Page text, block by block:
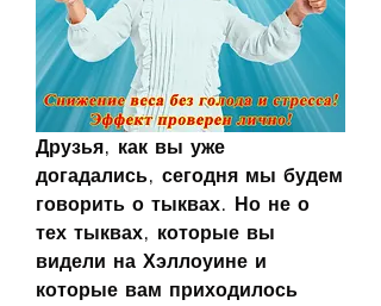
Друзья, как вы уже
догадались, сегодня мы будем
говорить о тыквах. Но не о
тех тыквах, которые вы
видели на Хэллоуине и
которые вам приходилось